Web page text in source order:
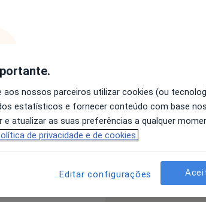
aos nossos parceiros utilizar cookies (ou
estatísticos e fornecer conteúdo com base
e atualizar as suas preferências a qualquer
de privacidade e de cookies.
Editar configurações